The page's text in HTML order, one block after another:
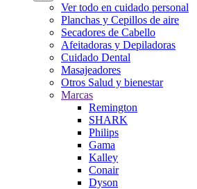
Ver todo en cuidado personal
Planchas y Cepillos de aire
Secadores de Cabello
Afeitadoras y Depiladoras
Cuidado Dental
Masajeadores
Otros Salud y bienestar
Marcas
Remington
SHARK
Philips
Gama
Kalley
Conair
Dyson